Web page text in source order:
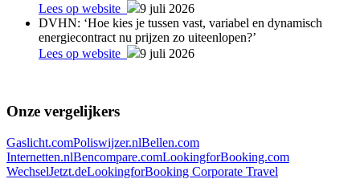
Lees op website
9 juli 2026
DVHN: ‘Hoe kies je tussen vast, variabel en dynamisch
energiecontract nu prijzen zo uiteenlopen?’
Lees op website
9 juli 2026
Onze vergelijkers
Gaslicht.comPoliswijzer.nlBellen.com
Internetten.nlBencompare.comLookingforBooking.com
WechselJetzt.deLookingforBooking Corporate Travel